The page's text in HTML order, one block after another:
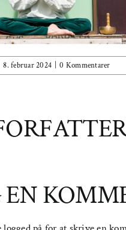
8. februar 2024 0 Kommentarer